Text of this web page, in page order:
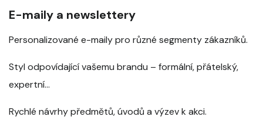
E-maily a newslettery
Personalizované e-maily pro různé segmenty zákazníků.
Styl odpovídající vašemu brandu – formální, přátelský,
expertní…
Rychlé návrhy předmětů, úvodů a výzev k akci.